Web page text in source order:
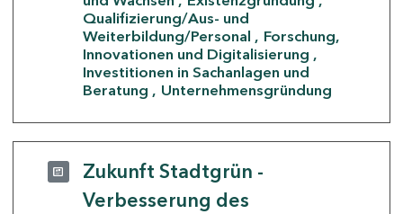
Qualifizierung/Aus- und
Weiterbildung/Personal
Forschung,
Innovationen und Digitalisierung
Investitionen in Sachanlagen und
Beratung
Unternehmensgründung
Zukunft Stadtgrün -
Verbesserung des